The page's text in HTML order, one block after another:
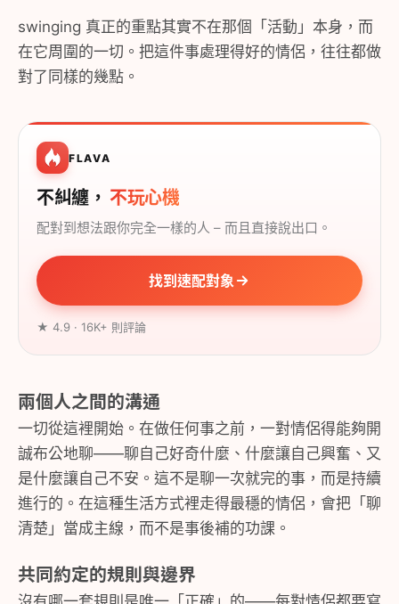
swinging 真正的重點其實不在那個「活動」本身，而
在它周圍的一切。把這件事處理得好的情侶，往往都做
對了同樣的幾點。
FLAVA
不糾纏， 不玩心機
配對到想法跟你完全一樣的人 – 而且直接說出口。
找到速配對象
★ 4.9 · 16K+ 則評論
兩個人之間的溝通
一切從這裡開始。在做任何事之前，一對情侶得能夠開
誠布公地聊——聊自己好奇什麼、什麼讓自己興奮、又
是什麼讓自己不安。這不是聊一次就完的事，而是持續
進行的。在這種生活方式裡走得最穩的情侶，會把「聊
清楚」當成主線，而不是事後補的功課。
共同約定的規則與邊界